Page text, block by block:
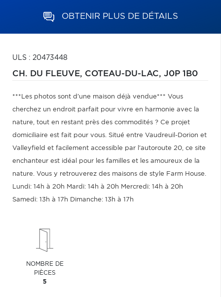
OBTENIR PLUS DE DÉTAILS
ULS : 20473448
CH. DU FLEUVE, COTEAU-DU-LAC, J0P 1B0
***Les photos sont d'une maison déjà vendue*** Vous
cherchez un endroit parfait pour vivre en harmonie avec la
nature, tout en restant près des commodités ? Ce projet
domiciliaire est fait pour vous. Situé entre Vaudreuil-Dorion et
Valleyfield et facilement accessible par l'autoroute 20, ce site
enchanteur est idéal pour les familles et les amoureux de la
nature. Vous y retrouverez des maisons de style Farm House.
Lundi: 14h à 20h Mardi: 14h à 20h Mercredi: 14h à 20h
Samedi: 13h à 17h Dimanche: 13h à 17h
NOMBRE DE
PIÈCES
5